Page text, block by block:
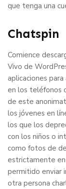
que tenga una
Chatspin
Comience
Vivo de
aplicaciones
en los teléfonos
de este
los jóvenes en
los que los
con los niños o
como fotos de
estrictamente
permitido enviar
otra persona